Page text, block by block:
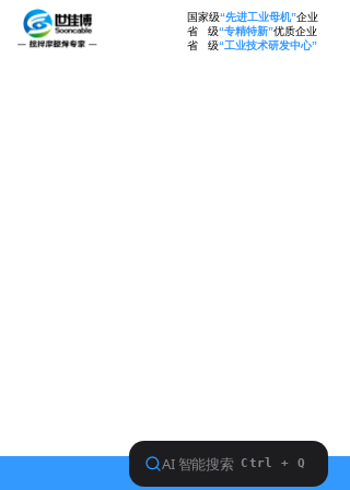
国家级“先进工业母机”企业
省 级“专精特新”优质企业
省 级“工业技术研发中心”